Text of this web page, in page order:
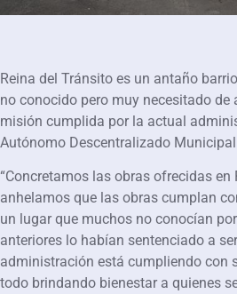
Reina del Tránsito es un antaño
no conocido pero muy necesitado de
misión cumplida por la actual
Autónomo Descentralizado
“Concretamos las obras ofrecidas en
anhelamos que las obras cumplan
un lugar que muchos no conocían
anteriores lo habían sentenciado a
administración está cumpliendo con
todo brindando bienestar a quienes